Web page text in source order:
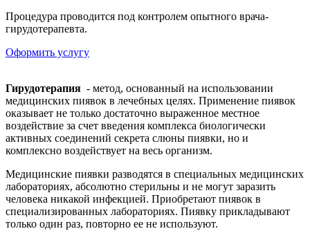
Процедура проводится под контролем опытного врача-
гирудотерапевта.
Оформить услугу
Гирудотерапия - метод, основанный на использовании
медицинских пиявок в лечебных целях. Применение пиявок
оказывает не только достаточно выраженное местное
воздействие за счет введения комплекса биологически
активных соединений секрета слюны пиявки, но и
комплексно воздействует на весь организм.
Медицинские пиявки разводятся в специальных медицинских
лабораториях, абсолютно стерильны и не могут заразить
человека никакой инфекцией. Приобретают пиявок в
специализированных лабораториях. Пиявку прикладывают
только один раз, повторно ее не используют.